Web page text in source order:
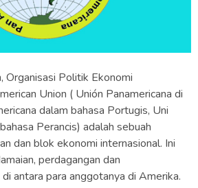
Organisasi Politik Ekonomi
Union ( Unión Panamericana di
dalam bahasa Portugis, Uni
Perancis) adalah sebuah
dan blok ekonomi internasional. Ini
perdagangan dan
antara para anggotanya di Amerika.